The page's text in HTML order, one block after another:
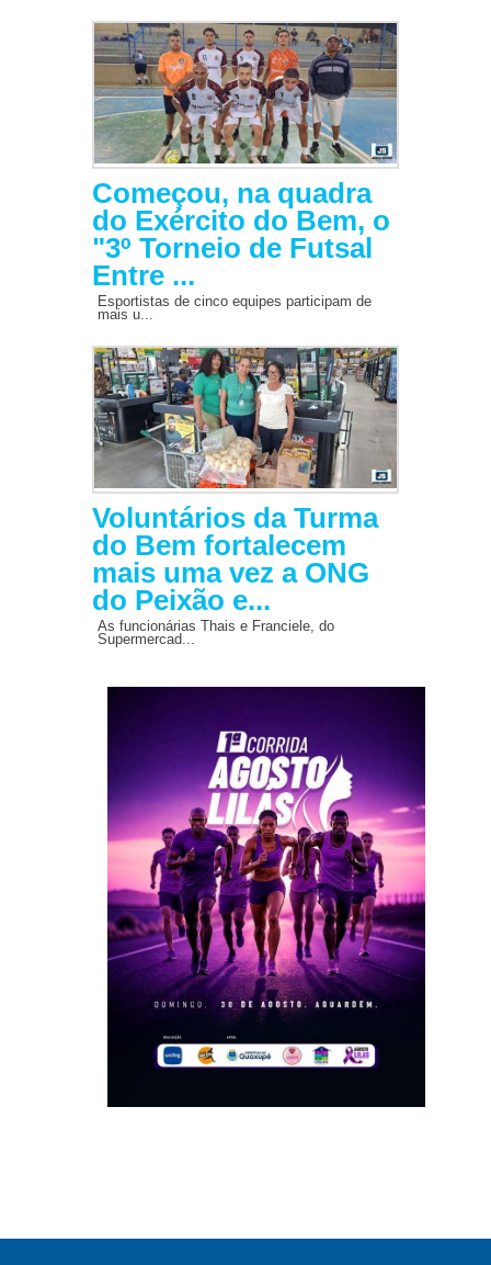
Começou, na quadra
do Exército do Bem, o
"3º Torneio de Futsal
Entre ...
Esportistas de cinco equipes participam de
mais u...
Voluntários da Turma
do Bem fortalecem
mais uma vez a ONG
do Peixão e...
As funcionárias Thais e Franciele, do
Supermercad...